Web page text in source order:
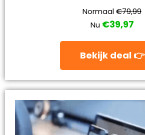
Normaal €79,99
Nu €39,97
Bekijk deal 👉